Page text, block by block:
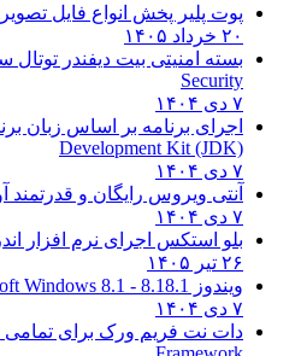
پلیر پخش انواع فایل تصویری و
امنیتی بیت دیفندر توتال سکوریتی
برنامه بر اساس زبان برنامه
Development Kit
ویروس رایگان و قدرتمند آویرا
استکس اجرای نرم افزار اندروید در
8.1
8.1 - Microsoft Windows 8.1
نت فریم ورک برای تمامی ویندوزها